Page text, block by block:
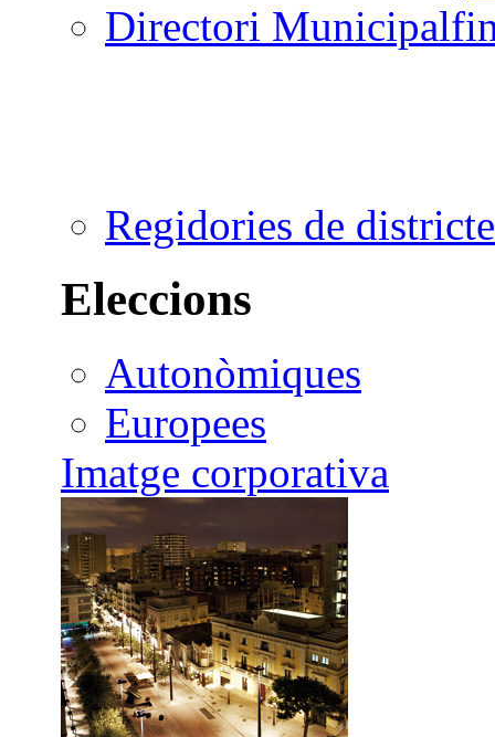
Directori Municipal
Regidories de districte
Eleccions
Autonòmiques
Europees
Imatge corporativa